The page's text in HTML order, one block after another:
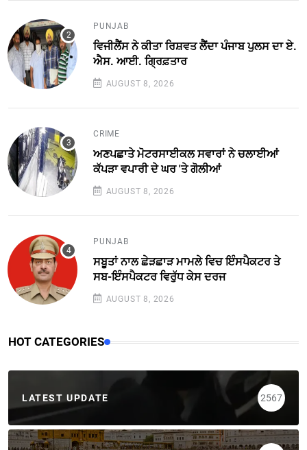
PUNJAB
ਵਿਜੀਲੈਂਸ ਨੇ ਕੀਤਾ ਰਿਸ਼ਵਤ ਲੈਂਦਾ ਪੰਜਾਬ ਪੁਲਸ ਦਾ ਏ.
ਐਸ. ਆਈ. ਗ੍ਰਿਫ਼ਤਾਰ
AUGUST 8, 2026
CRIME
ਅਣਪਛਾਤੇ ਮੋਟਰਸਾਈਕਲ ਸਵਾਰਾਂ ਨੇ ਚਲਾਈਆਂ
ਕੱਪੜਾ ਵਪਾਰੀ ਦੇ ਘਰ 'ਤੇ ਗੋਲੀਆਂ
AUGUST 8, 2026
PUNJAB
ਸਬੂਤਾਂ ਨਾਲ ਛੇੜਛਾੜ ਮਾਮਲੇ ਵਿਚ ਇੰਸਪੈਕਟਰ ਤੇ
ਸਬ-ਇੰਸਪੈਕਟਰ ਵਿਰੁੱਧ ਕੇਸ ਦਰਜ
AUGUST 8, 2026
HOT CATEGORIES
LATEST UPDATE 2567